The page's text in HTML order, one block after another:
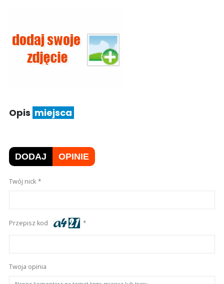
Opis miejsca
DODAJ OPINIE
Twój nick
Przepisz kod
Twoja opinia